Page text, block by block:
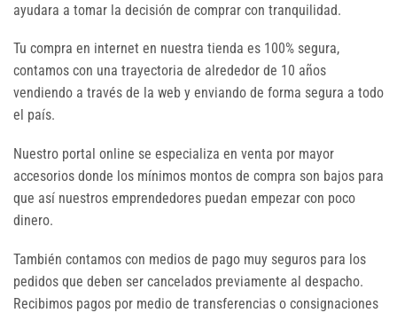
ayudara a tomar la decisión de comprar con tranquilidad.
Tu compra en internet en nuestra tienda es 100% segura,
contamos con una trayectoria de alrededor de 10 años
vendiendo a través de la web y enviando de forma segura a todo
el país.
Nuestro portal online se especializa en venta por mayor
accesorios donde los mínimos montos de compra son bajos para
que así nuestros emprendedores puedan empezar con poco
dinero.
También contamos con medios de pago muy seguros para los
pedidos que deben ser cancelados previamente al despacho.
Recibimos pagos por medio de transferencias o consignaciones